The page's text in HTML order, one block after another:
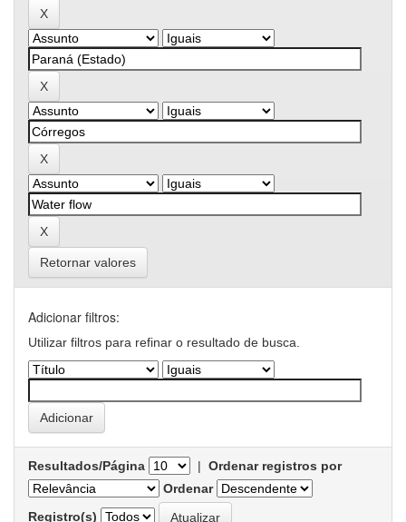
Retornar valores
Adicionar filtros:
Utilizar filtros para refinar o resultado de busca.
Resultados/Página | Ordenar registros por
Ordenar
Registro(s)